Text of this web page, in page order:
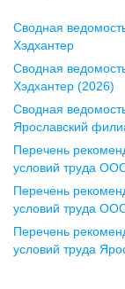
Воронеж
ул.
офис 1212
+7 473 280-05-05
pr@vrn.hh.ru
ул.
помещение 15
+7 843 212-12-50
Сводная
Хэдхантер
Сводная
Хэдхантер (2026)
Сводная
Ярославский
Перечень
условий труда
Перечень
условий труда
Перечень
условий труда